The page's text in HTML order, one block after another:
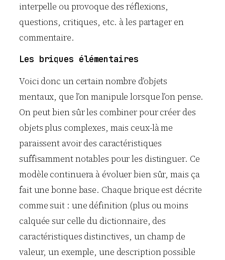
interpelle ou provoque des réflexions,
questions, critiques, etc. à les partager en
commentaire.
Les briques élémentaires
Voici donc un certain nombre d’objets
mentaux, que l’on manipule lorsque l’on pense.
On peut bien sûr les combiner pour créer des
objets plus complexes, mais ceux-là me
paraissent avoir des caractéristiques
suffisamment notables pour les distinguer. Ce
modèle continuera à évoluer bien sûr, mais ça
fait une bonne base. Chaque brique est décrite
comme suit : une définition (plus ou moins
calquée sur celle du dictionnaire, des
caractéristiques distinctives, un champ de
valeur, un exemple, une description possible